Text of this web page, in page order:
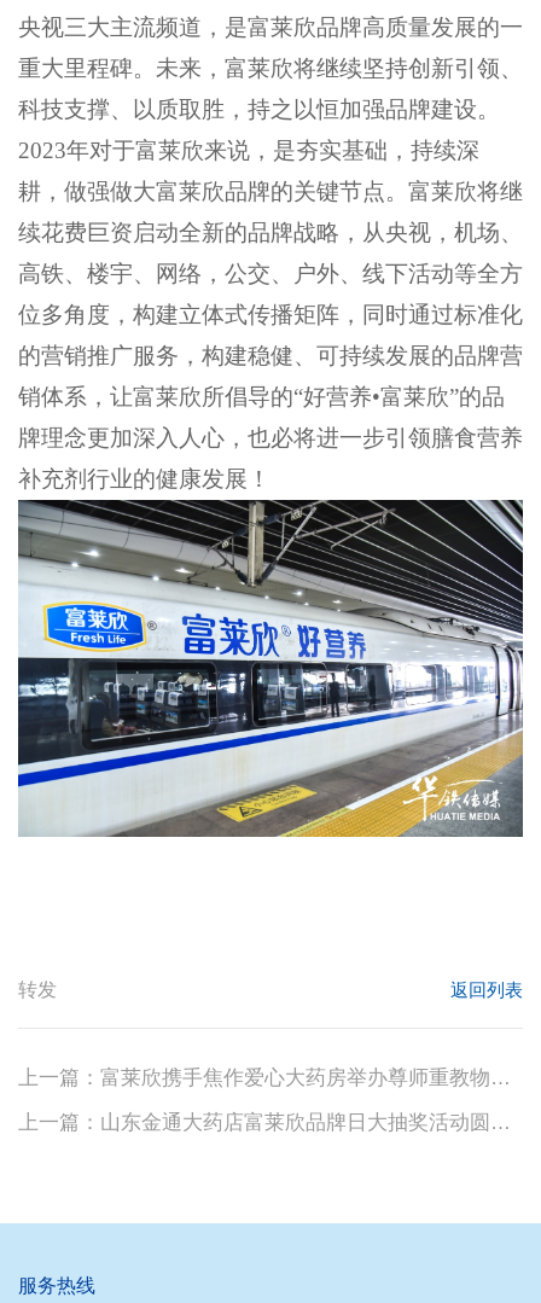
央视三大主流频道，是富莱欣品牌高质量发展的一
重大里程碑。未来，富莱欣将继续坚持创新引领、
科技支撑、以质取胜，持之以恒加强品牌建设。
2023年对于富莱欣来说，是夯实基础，持续深
耕，做强做大富莱欣品牌的关键节点。富莱欣将继
续花费巨资启动全新的品牌战略，从央视，机场、
高铁、楼宇、网络，公交、户外、线下活动等全方
位多角度，构建立体式传播矩阵，同时通过标准化
的营销推广服务，构建稳健、可持续发展的品牌营
销体系，让富莱欣所倡导的“好营养•富莱欣”的品
牌理念更加深入人心，也必将进一步引领膳食营养
补充剂行业的健康发展！
转发 返回列表
上一篇：富莱欣携手焦作爱心大药房举办尊师重教物资捐赠活动
上一篇：山东金通大药店富莱欣品牌日大抽奖活动圆满落幕
服务热线